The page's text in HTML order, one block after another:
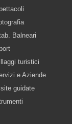
Balneari
turistici
e Aziende
guidate